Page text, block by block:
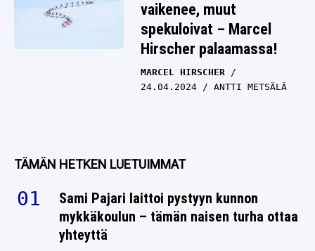
vaikenee, muut
spekuloivat – Marcel
Hirscher palaamassa!
MARCEL HIRSCHER
24.04.2024
ANTTI METSÄLÄ
TÄMÄN HETKEN LUETUIMMAT
Sami Pajari laittoi pystyyn kunnon
mykkäkoulun – tämän naisen turha ottaa
yhteyttä